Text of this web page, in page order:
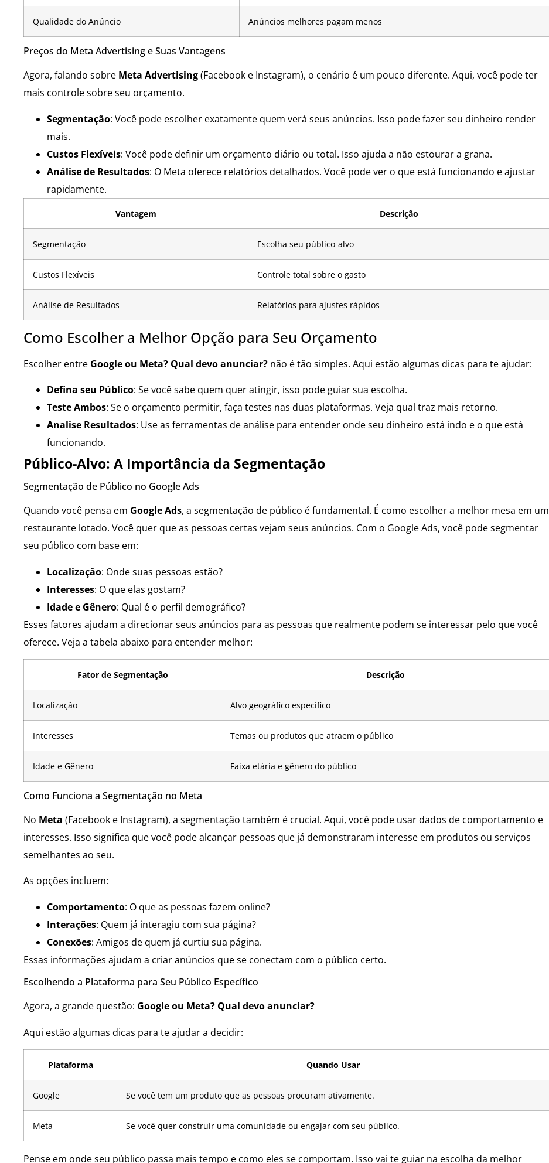
Qualidade do Anúncio Anúncios melhores pagam menos
Preços do Meta Advertising e Suas Vantagens
Agora, falando sobre Meta Advertising(Facebook e Instagram), o cenário é um pouco diferente. Aqui, você pode ter
mais controle sobre seu orçamento.
Segmentação: Você pode escolher exatamente quem verá seus anúncios. Isso pode fazer seu dinheiro render
mais.
Custos Flexíveis: Você pode definir um orçamento diário ou total. Isso ajuda a não estourar a grana.
Análise de Resultados: O Meta oferece relatórios detalhados. Você pode ver o que está funcionando e ajustar
rapidamente.
Vantagem Descrição
Segmentação Escolha seu público-alvo
Custos Flexíveis Controle total sobre o gasto
Análise de Resultados Relatórios para ajustes rápidos
Como Escolher a Melhor Opção para Seu Orçamento
Escolher entre Google ou Meta? Qual devo anunciar? não é tão simples. Aqui estão algumas dicas para te ajudar:
Defina seu Público: Se você sabe quem quer atingir, isso pode guiar sua escolha.
Teste Ambos: Se o orçamento permitir, faça testes nas duas plataformas. Veja qual traz mais retorno.
Analise Resultados: Use as ferramentas de análise para entender onde seu dinheiro está indo e o que está
funcionando.
Público-Alvo: A Importância da Segmentação
Segmentação de Público no Google Ads
Quando você pensa em Google Ads, a segmentação de público é fundamental. É como escolher a melhor mesa em um
restaurante lotado. Você quer que as pessoas certas vejam seus anúncios. Com o Google Ads, você pode segmentar
seu público com base em:
Localização: Onde suas pessoas estão?
Interesses: O que elas gostam?
Idade e Gênero: Qual é o perfil demográfico?
Esses fatores ajudam a direcionar seus anúncios para as pessoas que realmente podem se interessar pelo que você
oferece. Veja a tabela abaixo para entender melhor:
Fator de Segmentação Descrição
Localização Alvo geográfico específico
Interesses Temas ou produtos que atraem o público
Idade e Gênero Faixa etária e gênero do público
Como Funciona a Segmentação no Meta
No Meta (Facebook e Instagram), a segmentação também é crucial. Aqui, você pode usar dados de comportamento e
interesses. Isso significa que você pode alcançar pessoas que já demonstraram interesse em produtos ou serviços
semelhantes ao seu.
As opções incluem:
Comportamento: O que as pessoas fazem online?
Interações: Quem já interagiu com sua página?
Conexões: Amigos de quem já curtiu sua página.
Essas informações ajudam a criar anúncios que se conectam com o público certo.
Escolhendo a Plataforma para Seu Público Específico
Agora, a grande questão: Google ou Meta? Qual devo anunciar?
Aqui estão algumas dicas para te ajudar a decidir:
Plataforma Quando Usar
Google Se você tem um produto que as pessoas procuram ativamente.
Meta Se você quer construir uma comunidade ou engajar com seu público.
Pense em onde seu público passa mais tempo e como eles se comportam. Isso vai te guiar na escolha da melhor